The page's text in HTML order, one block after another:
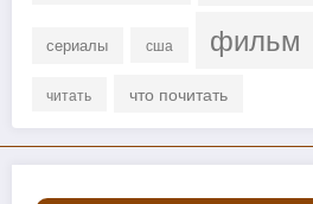
сериалы сша фильм
читать что почитать